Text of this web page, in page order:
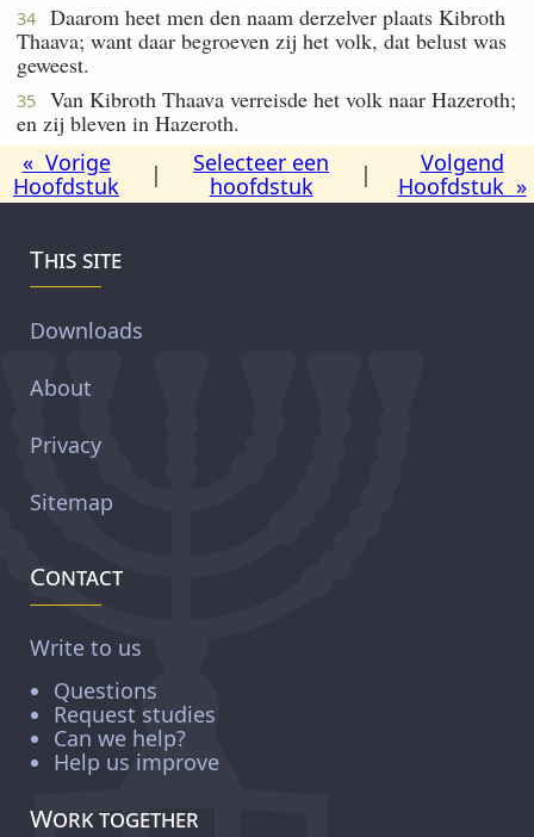
34
Daarom heet men den naam derzelver plaats Kibroth
Thaava; want daar begroeven zij het volk, dat belust was
geweest.
35
Van Kibroth Thaava verreisde het volk naar Hazeroth;
en zij bleven in Hazeroth.
« Vorige
Hoofdstuk
|
Selecteer een
hoofdstuk
|
Volgend
Hoofdstuk »
This site
Downloads
About
Privacy
Sitemap
Contact
Write to us
Questions
Request studies
Can we help?
Help us improve
Work together